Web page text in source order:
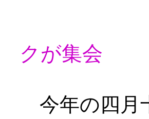
クが集会
今年の四月